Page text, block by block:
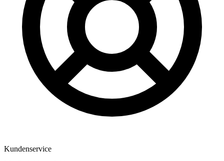
Kundenservice